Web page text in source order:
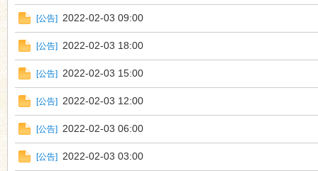
[公告] 2022-02-03 09:00
[公告] 2022-02-03 18:00
[公告] 2022-02-03 15:00
[公告] 2022-02-03 12:00
[公告] 2022-02-03 06:00
[公告] 2022-02-03 03:00